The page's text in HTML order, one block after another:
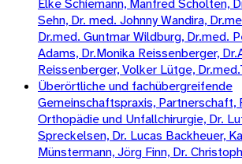
Elke Schiemann, Manfred Scholten,
Sehn, Dr. med. Johnny Wandira,
Dr.med. Guntmar Wildburg, Dr.med.
Adams, Dr.Monika Reissenberger,
Reissenberger, Volker Lütge,
Überörtliche und fachübergreifende
Gemeinschaftspraxis, Partnerschaft,
Orthopädie und Unfallchirurgie, Dr.
Spreckelsen, Dr. Lucas Backheuer,
Münstermann, Jörg Finn, Dr.